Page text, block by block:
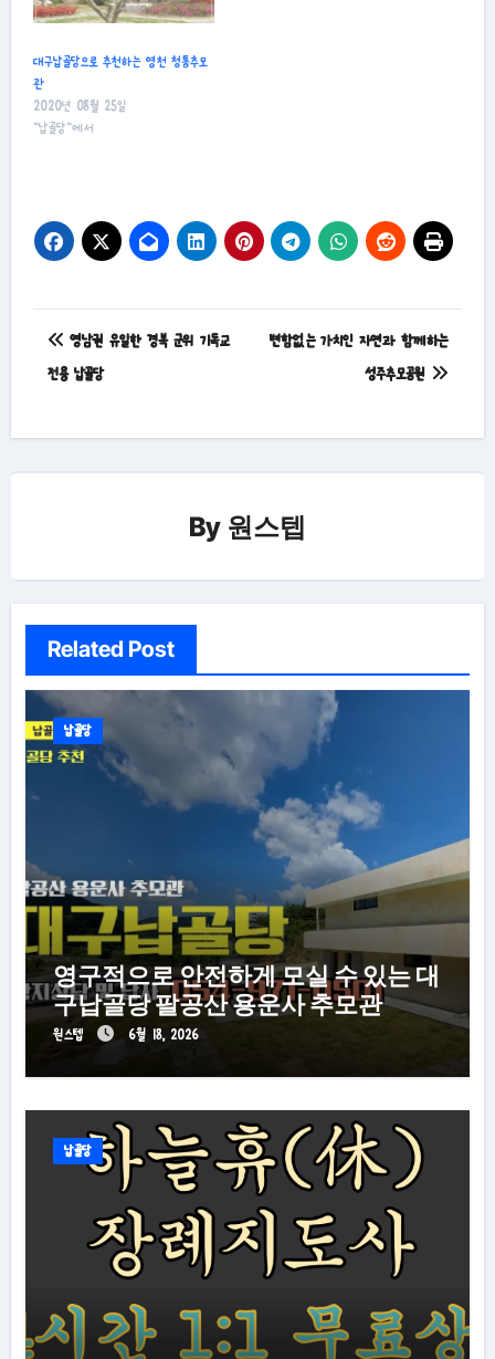
대구납골당으로 추천하는 영천 청통추모
관
2020년 08월 25일
"납골당"에서
글
탐
영남권 유일한 경북 군위 기독교
전용 납골당
변함없는 가치인 자연과 함께하는
성주추모공원
By 원스텝
Related Post
납골당
영구적으로 안전하게 모실 수 있는 대
구납골당 팔공산 용운사 추모관
원스텝 6월 18, 2026
납골당